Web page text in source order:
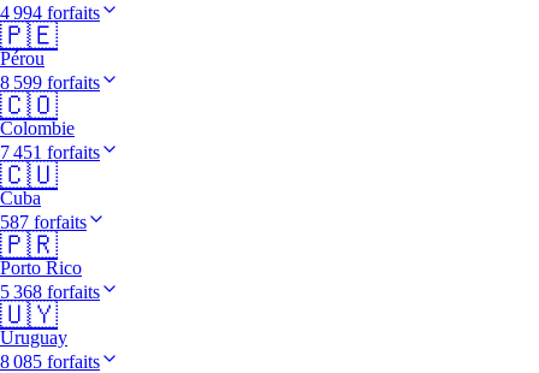
4 994 forfaits
🇵🇪
Pérou
8 599 forfaits
🇨🇴
Colombie
7 451 forfaits
🇨🇺
Cuba
587 forfaits
🇵🇷
Porto Rico
5 368 forfaits
🇺🇾
Uruguay
8 085 forfaits